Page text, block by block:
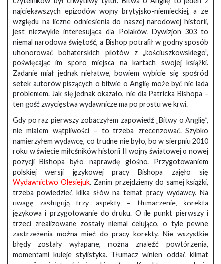
najciekawszych epizodów wojny brytyjsko-niemieckiej, a ze
względu na liczne odniesienia do naszej narodowej historii,
jest niezwykle interesująca dla Polaków. Dywizjon 303 to
niemal narodowa świętość, a Bishop potrafił w godny sposób
uhonorować bohaterskich pilotów z „kościuszkowskiego”,
poświęcając im sporo miejsca na kartach swojej książki.
Zadanie miał jednak niełatwe, bowiem wybicie się spośród
setek autorów piszących o bitwie o Anglię może być nie lada
problemem. Jak się jednak okazało, nie dla Patricka Bishopa –
ten gość zwycięstwa wydawnicze ma po prostu we krwi.
Gdy po raz pierwszy zobaczyłem zapowiedź „Bitwy o Anglię”,
nie miałem wątpliwości – to trzeba zrecenzować. Szybko
namierzyłem wydawcę, co trudne nie było, bo w sierpniu 2010
roku w świecie miłośników historii II wojny światowej o nowej
pozycji Bishopa było naprawdę głośno. Przygotowaniem
polskiej wersji językowej pracy Bishopa zajęło się
Wydawnictwo Olesiejuk. Zanim przejdziemy do samej książki,
trzeba powiedzieć kilka słów na temat pracy wydawcy. Na
uwagę zasługują trzy aspekty – tłumaczenie, korekta
językowa i przygotowanie do druku. O ile punkt pierwszy i
trzeci zrealizowane zostały niemal celująco, o tyle pewne
zastrzeżenia można mieć do pracy korekty. Nie wszystkie
błędy zostały wyłapane, można znaleźć powtórzenia,
momentami kuleje stylistyka. Tłumacz winien oddać klimat